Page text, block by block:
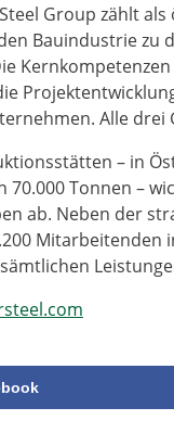
Group zählt
Bauindustrie zu
Alle drei
– in
70.000 Tonnen –
ab. Neben der
Mitarbeitenden